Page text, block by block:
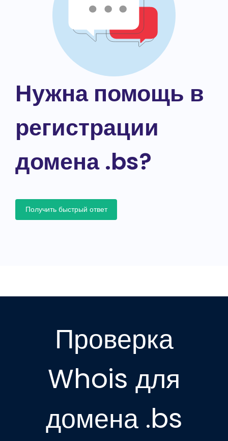
Нужна помощь в
регистрации
домена .bs?
Получить быстрый ответ
Проверка
Whois для
домена .bs